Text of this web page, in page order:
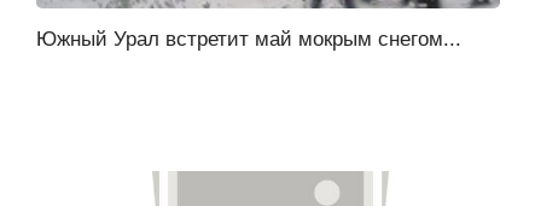
Южный Урал встретит май мокрым снегом...